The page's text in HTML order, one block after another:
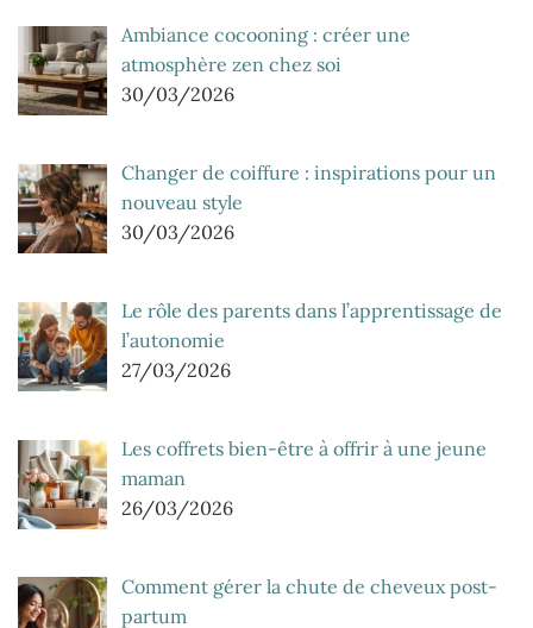
Ambiance cocooning : créer une
atmosphère zen chez soi
30/03/2026
Changer de coiffure : inspirations pour un
nouveau style
30/03/2026
Le rôle des parents dans l’apprentissage de
l’autonomie
27/03/2026
Les coffrets bien-être à offrir à une jeune
maman
26/03/2026
Comment gérer la chute de cheveux post-
partum